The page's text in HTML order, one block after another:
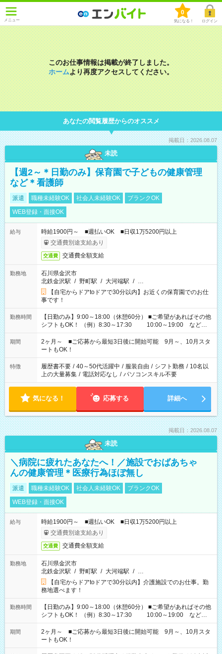
メニュー
0
気になる！ ログイン
このお仕事情報は掲載が終了しました。
ホームより再度アクセスしてください。
あなたの閲覧履歴からのオススメ
掲載日：2026.08.07
未読
【週2～＊日勤のみ】保育園で子どもの健康管理
など＊看護師
派遣 職種未経験OK 社会人未経験OK
ブランクOK
WEB登録・面接OK
給与
時給1900円～ ■週払いOK ■日収1万5200円以上
交通費別途支給あり
交通費 交通費全額支給
勤務地
石川県金沢市
北鉄金沢駅 / 野町駅 / 大河端駅 / …
【自宅からドアtoドアで30分以内】お近くの保育園でのお仕
事です！
勤務時間
【日勤のみ】9:00～18:00（休憩60分） ■ご希望があればその他
シフトもOK！ （例）8:30～17:30 10:00～19:00 など
「家族とお休みを合わせたい」 「余裕を持って夕飯の準備がし
たい」 「できれば残業はしたくない」 など、ご希望があれば教
えてくださいね。 ※Wワーク希望の方へ 今ご覧のお仕事で希望
する勤務時間と、もう1つのお仕事の勤務時間。 合計で週40時
間を超える場合は応募できません
期間
2ヶ月～ ■ご応募から最短3日後に開始可能 9月～、10月スタ
ートもOK！
特徴 履歴書不要 / 40～50代活躍中 / 服装自由 / シフト勤務 / 10名以
上の大量募集 / 電話対応なし / パソコンスキル不要
気になる！ 応募する 詳細へ
掲載日：2026.08.07
未読
＼病院に疲れたあなたへ！／施設でおばあちゃ
んの健康管理＊医療行為ほぼ無し
派遣 職種未経験OK 社会人未経験OK
ブランクOK
WEB登録・面接OK
給与
時給1900円～ ■週払いOK ■日収1万5200円以上
交通費別途支給あり
交通費 交通費全額支給
勤務地
石川県金沢市
北鉄金沢駅 / 野町駅 / 大河端駅 / …
【自宅からドアtoドアで30分以内】介護施設でのお仕事。勤
務地選べます！
勤務時間
【日勤のみ】9:00～18:00（休憩60分） ■ご希望があればその他
シフトもOK！ （例）8:30～17:30 10:00～19:00 など
「家族とお休みを合わせたい」 「できれば残業はしたくない」
など、あなたのご希望に沿ったお仕事をご紹介します！ ※Wワ
ーク希望の方へ 今ご覧のお仕事で希望する勤務時間と、もう1つ
のお仕事の勤務時間。 合計で週40時間を超える場合は応募でき
期間
2ヶ月～ ■ご応募から最短3日後に開始可能 9月～、10月スタ
ートもOK！